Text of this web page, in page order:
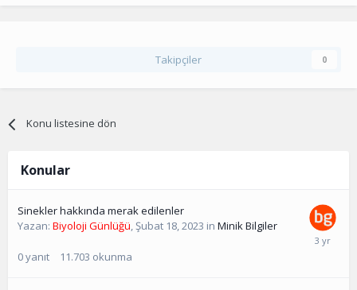
Takipçiler 0
Konu listesine dön
Konular
Sinekler hakkında merak edilenler
Yazan: Biyoloji Günlüğü,Şubat 18, 2023 in Minik Bilgiler
0yanıt 11.703 okunma